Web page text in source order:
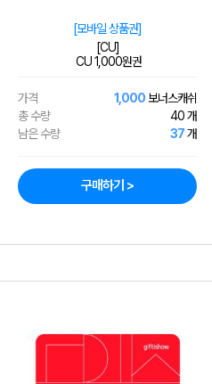
[모바일 상품권]
[CU]
CU 1,000원권
가격 1,000 보너스캐쉬
총 수량
40 개
남은 수량
37개
구매하기 >